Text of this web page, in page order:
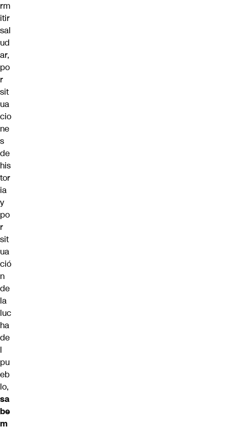
rm
itir
sal
ud
ar,
po
r
sit
ua
cio
ne
s
de
his
tor
ia
y
po
r
sit
ua
ció
n
de
la
luc
ha
de
l
pu
eb
lo,
sa
be
m